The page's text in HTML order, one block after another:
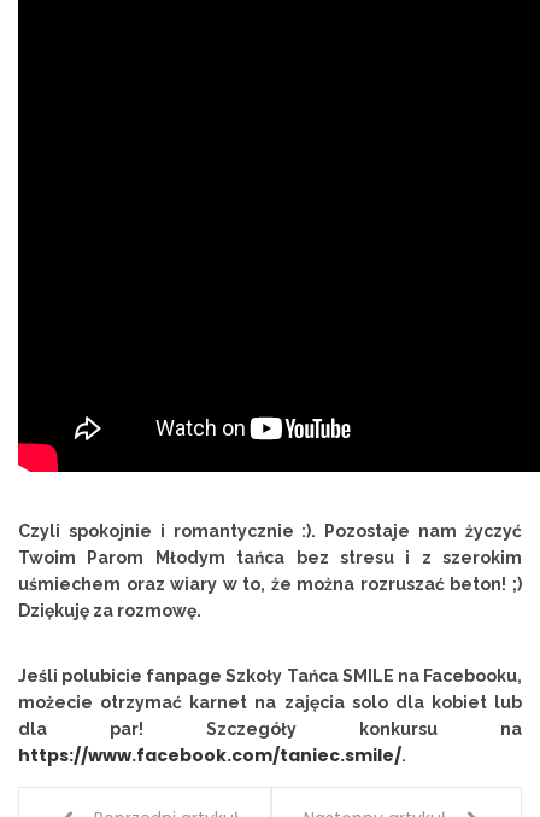
Czyli spokojnie i romantycznie :). Pozostaje nam życzyć
Twoim Parom Młodym tańca bez stresu i z szerokim
uśmiechem oraz wiary w to, że można rozruszać beton! ;)
Dziękuję za rozmowę.
Jeśli polubicie fanpage Szkoły Tańca SMILE na Facebooku,
możecie otrzymać karnet na zajęcia solo dla kobiet lub
dla par! Szczegóły konkursu na
https://www.facebook.com/taniec.smile/.